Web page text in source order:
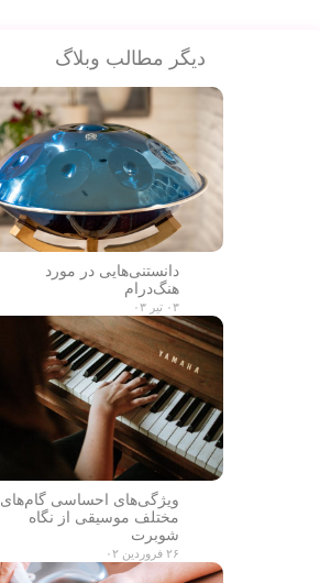
دیگر مطالب وبلاگ
دانستنی‌هایی در مورد
هنگ‌درام
۰۳ تیر ۰۳
ویژگی‌های احساسی گام‌های
مختلف موسیقی از نگاه
شوبرت
۲۶ فروردین ۰۲